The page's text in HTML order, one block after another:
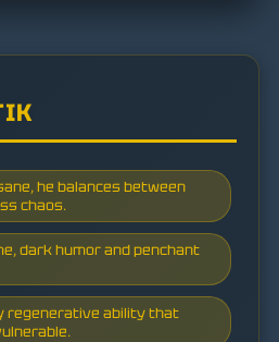
he balances between
chaos.
dark humor and penchant
regenerative ability that